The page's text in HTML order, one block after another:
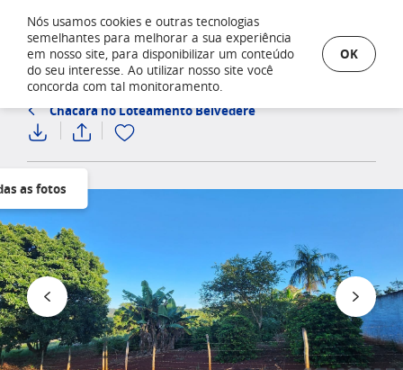
Chácara no Loteamento Belvedere
as fotos
Nós usamos cookies e outras tecnologias
semelhantes para melhorar a sua experiência
em nosso site, para disponibilizar um conteúdo
do seu interesse. Ao utilizar nosso site você
concorda com tal monitoramento.
OK